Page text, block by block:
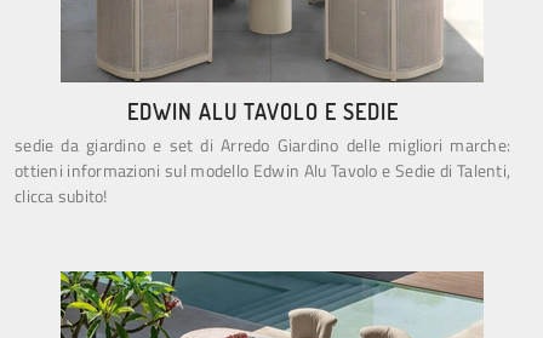
EDWIN ALU TAVOLO E SEDIE
sedie da giardino e set di Arredo Giardino delle migliori marche:
ottieni informazioni sul modello Edwin Alu Tavolo e Sedie di Talenti,
clicca subito!